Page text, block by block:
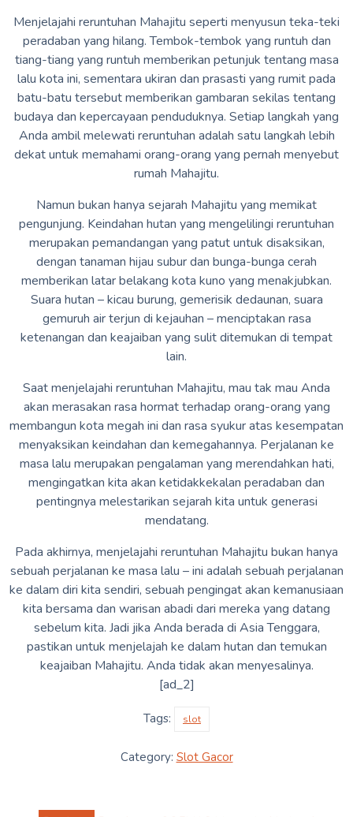
Menjelajahi reruntuhan Mahajitu seperti menyusun teka-teki
peradaban yang hilang. Tembok-tembok yang runtuh dan
tiang-tiang yang runtuh memberikan petunjuk tentang masa
lalu kota ini, sementara ukiran dan prasasti yang rumit pada
batu-batu tersebut memberikan gambaran sekilas tentang
budaya dan kepercayaan penduduknya. Setiap langkah yang
Anda ambil melewati reruntuhan adalah satu langkah lebih
dekat untuk memahami orang-orang yang pernah menyebut
rumah Mahajitu.
Namun bukan hanya sejarah Mahajitu yang memikat
pengunjung. Keindahan hutan yang mengelilingi reruntuhan
merupakan pemandangan yang patut untuk disaksikan,
dengan tanaman hijau subur dan bunga-bunga cerah
memberikan latar belakang kota kuno yang menakjubkan.
Suara hutan – kicau burung, gemerisik dedaunan, suara
gemuruh air terjun di kejauhan – menciptakan rasa
ketenangan dan keajaiban yang sulit ditemukan di tempat
lain.
Saat menjelajahi reruntuhan Mahajitu, mau tak mau Anda
akan merasakan rasa hormat terhadap orang-orang yang
membangun kota megah ini dan rasa syukur atas kesempatan
menyaksikan keindahan dan kemegahannya. Perjalanan ke
masa lalu merupakan pengalaman yang merendahkan hati,
mengingatkan kita akan ketidakkekalan peradaban dan
pentingnya melestarikan sejarah kita untuk generasi
mendatang.
Pada akhirnya, menjelajahi reruntuhan Mahajitu bukan hanya
sebuah perjalanan ke masa lalu – ini adalah sebuah perjalanan
ke dalam diri kita sendiri, sebuah pengingat akan kemanusiaan
kita bersama dan warisan abadi dari mereka yang datang
sebelum kita. Jadi jika Anda berada di Asia Tenggara,
pastikan untuk menjelajah ke dalam hutan dan temukan
keajaiban Mahajitu. Anda tidak akan menyesalinya.
[ad_2]
Tags: slot
Category: Slot Gacor